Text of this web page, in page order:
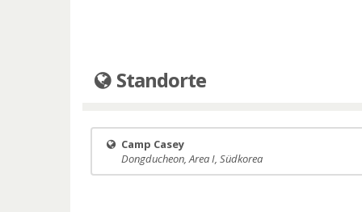
Standorte
Camp Casey
Dongducheon, Area I, Südkorea